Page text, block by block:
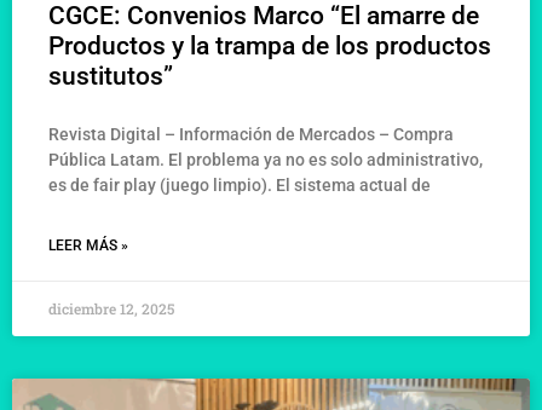
CGCE: Convenios Marco “El amarre de
Productos y la trampa de los productos
sustitutos”
Revista Digital – Información de Mercados – Compra
Pública Latam. El problema ya no es solo administrativo,
es de fair play (juego limpio). El sistema actual de
LEER MÁS »
diciembre 12, 2025